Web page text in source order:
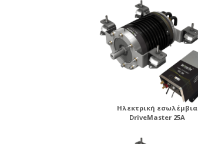
Ηλεκτρική εσωλέμβια
DriveMaster 25A